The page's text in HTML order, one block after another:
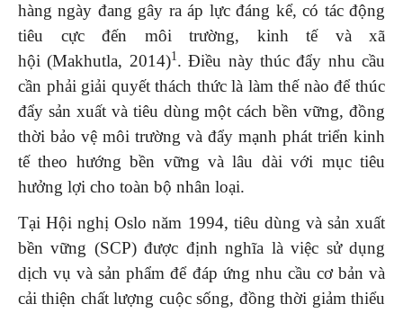
hàng ngày đang gây ra áp lực đáng kể, có tác động
tiêu cực đến môi trường, kinh tế và xã
hội (Makhutla, 2014)1. Điều này thúc đẩy nhu cầu
cần phải giải quyết thách thức là làm thế nào để thúc
đẩy sản xuất và tiêu dùng một cách bền vững, đồng
thời bảo vệ môi trường và đẩy mạnh phát triển kinh
tế theo hướng bền vững và lâu dài với mục tiêu
hưởng lợi cho toàn bộ nhân loại.
Tại Hội nghị Oslo năm 1994, tiêu dùng và sản xuất
bền vững (SCP) được định nghĩa là việc sử dụng
dịch vụ và sản phẩm để đáp ứng nhu cầu cơ bản và
cải thiện chất lượng cuộc sống, đồng thời giảm thiểu